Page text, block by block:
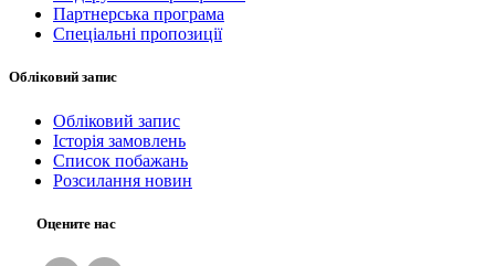
Партнерська програма
Спеціальні пропозиції
Обліковий запис
Обліковий запис
Історія замовлень
Список побажань
Розсилання новин
Оцените нас